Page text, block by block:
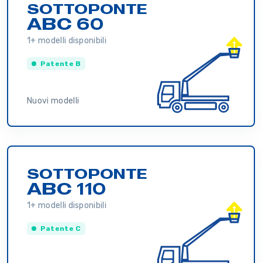
SOTTOPONTE
ABC 60
1+ modelli disponibili
Patente B
Nuovi modelli
SOTTOPONTE
ABC 110
1+ modelli disponibili
Patente C